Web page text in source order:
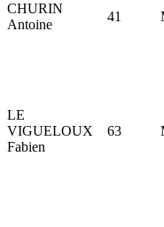
CHURIN
Antoine
41
LE
VIGUELOUX
Fabien
63